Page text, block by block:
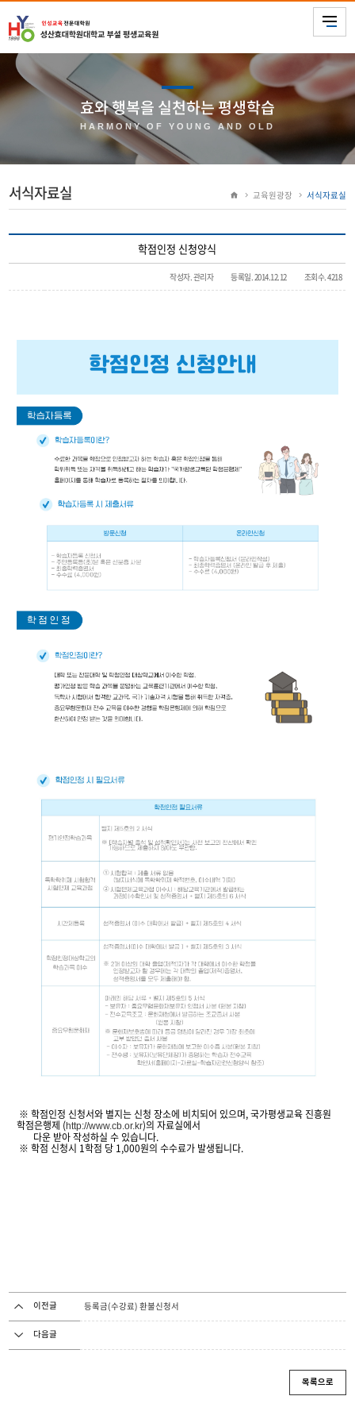
효와 행복을 실천하는 평생학습
HARMONY OF YOUNG AND OLD
서식자료실 교육원광장 서식자료실
학점인정 신청양식
작성자. 관리자 등록일. 2014.12.12 조회수. 4218
※ 학점인정 신청서와 별지는 신청 장소에 비치되어 있으며, 국가평생교육 진흥원
학점은행제 (http://www.cb.or.kr)의 자료실에서
다운 받아 작성하실 수 있습니다.
※ 학점 신청시 1학점 당 1,000원의 수수료가 발생됩니다.
이전글 등록금(수강료) 환불신청서
다음글